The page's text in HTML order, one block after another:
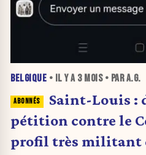
BELGIQUE • IL Y A 3 MOIS• PAR A.G.
Saint-Louis :
pétition contre le
profil très militant